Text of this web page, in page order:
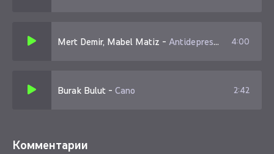
Mert Demir, Mabel Matiz - Antidepresan 4:00
Burak Bulut - Cano 2:42
Комментарии